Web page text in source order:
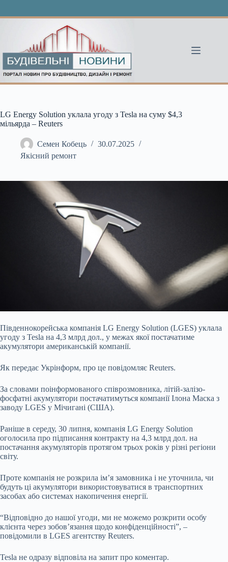
LG Energy Solution уклала угоду з Tesla на суму $4,3
мільярда – Reuters
Семен Кобець
30.07.2025
Якісний ремонт
Південнокорейська компанія LG Energy Solution (LGES) уклала
угоду з Tesla на 4,3 млрд дол., у межах якої постачатиме
акумулятори американській компанії.
Як передає Укрінформ, про це повідомляє Reuters.
За словами поінформованого співрозмовника, літій-залізо-
фосфатні акумулятори постачатимуться компанії Ілона Маска з
заводу LGES у Мічигані (США).
Раніше в середу, 30 липня, компанія LG Energy Solution
оголосила про підписання контракту на 4,3 млрд дол. на
постачання акумуляторів протягом трьох років у різні регіони
світу.
Проте компанія не розкрила ім’я замовника і не уточнила, чи
будуть ці акумулятори використовуватися в транспортних
засобах або системах накопичення енергії.
“Відповідно до нашої угоди, ми не можемо розкрити особу
клієнта через зобов’язання щодо конфіденційності”, –
повідомили в LGES агентству Reuters.
Tesla не одразу відповіла на запит про коментар.